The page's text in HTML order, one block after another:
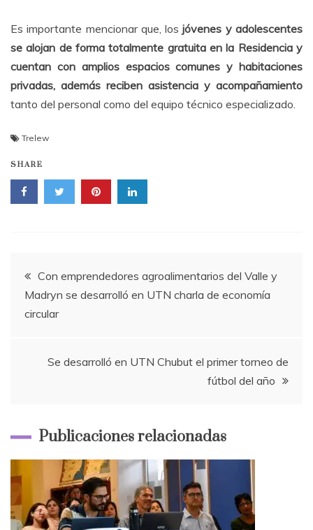
Es importante mencionar que, losjóvenes y adolescentes
se alojan de forma totalmente gratuita en la Residencia y
cuentan con amplios espacios comunes y habitaciones
privadas, además reciben asistencia y acompañamiento
tanto del personal como del equipo técnico especializado.
Trelew
SHARE
Navegación
de
Con emprendedores agroalimentarios del Valle y
Madryn se desarrolló en UTN charla de economía
circular
Se desarrolló en UTN Chubut el primer torneo de
fútbol del año
Publicaciones relacionadas